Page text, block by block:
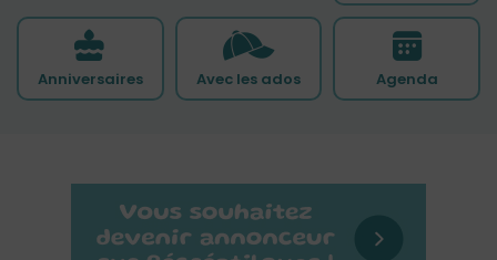
Anniversaires Avec les ados Agenda